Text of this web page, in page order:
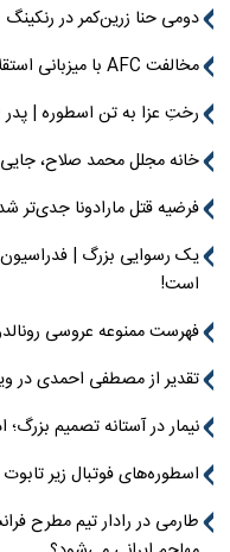
دومی حنا زرین‌کمر در رنکینگ
مخالفت AFC با میزبانی استقلال در عراق
رختِ عزا به تن اسطوره |
خانه مجلل محمد صلاح،
فرضیه قتل مارادونا جدی‌تر
یک رسوایی بزرگ |
است!
فهرست ممنوعه عروسی رونالدو | ۱۰ چهره‌ای که دعوت
تقدیر از مصطفی احمدی در
نیمار در آستانه تصمیم
اسطوره‌های فوتبال زیر تابوت
طارمی در رادار تیم مطرح